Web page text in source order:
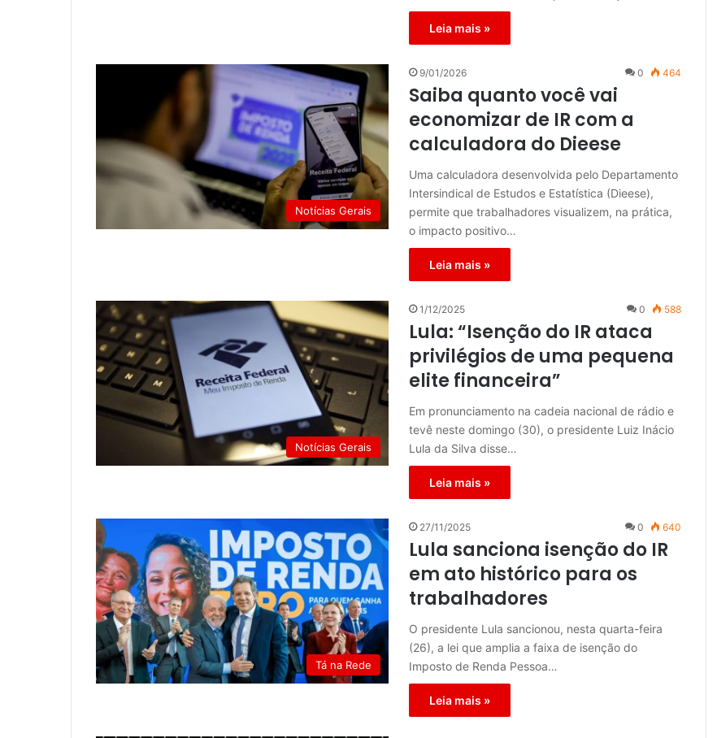
Leia mais »
Notícias Gerais
9/01/2026 0 464
Saiba quanto você vai
economizar de IR com a
calculadora do Dieese
Uma calculadora desenvolvida pelo Departamento
Intersindical de Estudos e Estatística (Dieese),
permite que trabalhadores visualizem, na prática,
o impacto positivo…
Leia mais »
Notícias Gerais
1/12/2025 0 588
Lula: “Isenção do IR ataca
privilégios de uma pequena
elite financeira”
Em pronunciamento na cadeia nacional de rádio e
tevê neste domingo (30), o presidente Luiz Inácio
Lula da Silva disse…
Leia mais »
Tá na Rede
27/11/2025 0 640
Lula sanciona isenção do IR
em ato histórico para os
trabalhadores
O presidente Lula sancionou, nesta quarta-feira
(26), a lei que amplia a faixa de isenção do
Imposto de Renda Pessoa…
Leia mais »